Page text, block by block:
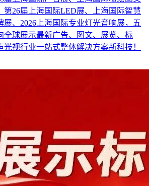
第26届上海国际LED展、上海国际智慧
展、2026上海国际专业灯光音响展，五
全球展示最新广告、图文、展览、标
光视行业一站式整体解决方案新科技！